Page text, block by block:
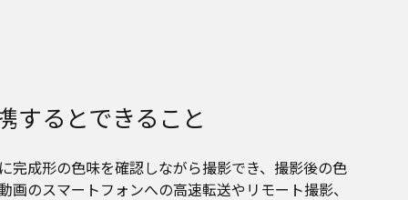
するとできること
完成形の色味を確認しながら撮影でき、撮影後の色
画のスマートフォンへの高速転送やリモート撮影、